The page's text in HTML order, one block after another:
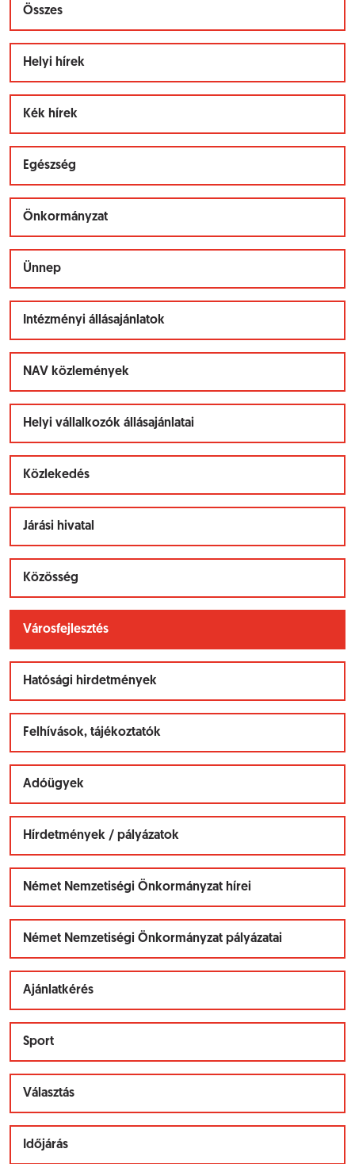
Összes
Helyi hírek
Kék hírek
Egészség
Önkormányzat
Ünnep
Intézményi állásajánlatok
NAV közlemények
Helyi vállalkozók állásajánlatai
Közlekedés
Járási hivatal
Közösség
Városfejlesztés
Hatósági hirdetmények
Felhívások, tájékoztatók
Adóügyek
Hírdetmények / pályázatok
Német Nemzetiségi Önkormányzat hírei
Német Nemzetiségi Önkormányzat pályázatai
Ajánlatkérés
Sport
Választás
Időjárás